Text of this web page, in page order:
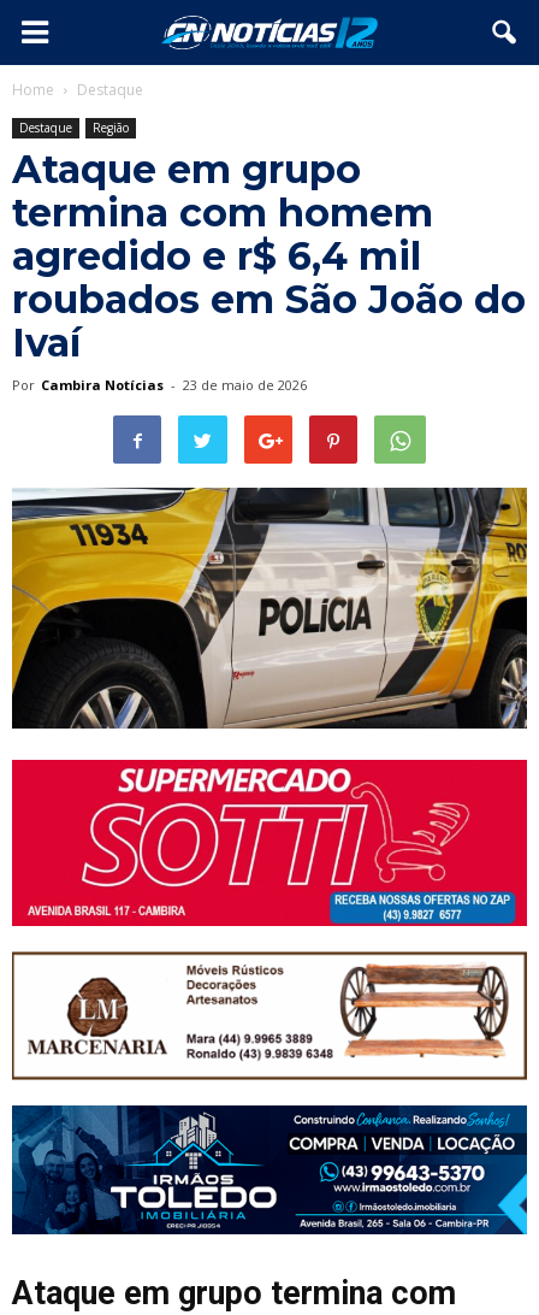
Home Destaque
Destaque Região
Ataque em grupo
termina com homem
agredido e r$ 6,4 mil
roubados em São João do
Ivaí
Por Cambira Notícias - 23 de maio de 2026
Ataque em grupo termina com